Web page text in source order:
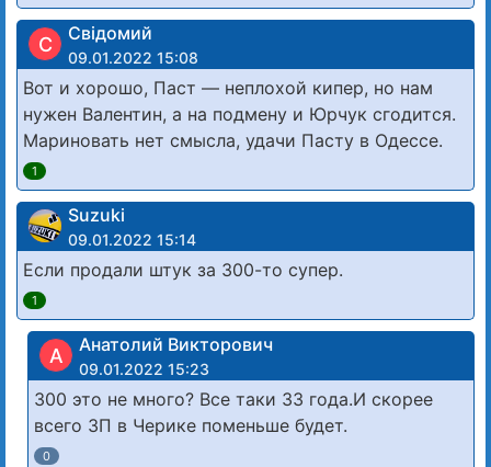
С Свідомий
09.01.2022 15:08
Вот и хорошо, Паст — неплохой кипер, но нам
нужен Валентин, а на подмену и Юрчук сгодится.
Мариновать нет смысла, удачи Пасту в Одессе.
1
Suzuki
09.01.2022 15:14
Если продали штук за 300-то супер.
1
А Анатолий Викторович
09.01.2022 15:23
300 это не много? Все таки 33 года.И скорее
всего ЗП в Черике поменьше будет.
0